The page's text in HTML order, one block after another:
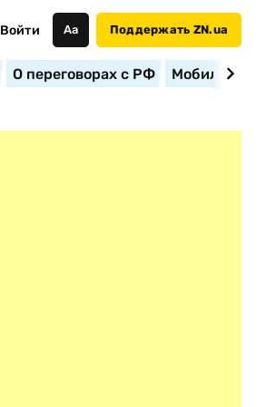
Войти Аа Поддержать ZN.ua
О переговорах с РФ